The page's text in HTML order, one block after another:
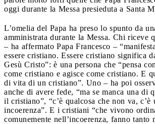
oggi durante la Messa presieduta a Santa
L’omelia del Papa ha preso lo spunto da
amministrata durante la Messa. Chi riceve
– ha affermato Papa Francesco –
essere cristiano. Essere cristiano significa
Gesù Cristo”: è una persona che “pensa
come cristiano e agisce come cristiano. E
di vita di un cristiano”. Uno – ha poi
anche di avere fede, “ma se manca una di
il cristiano”, “c’è qualcosa che non va, c’è
incoerenza”. E i cristiani “che vivono
comunemente nell’incoerenza, fanno tanto